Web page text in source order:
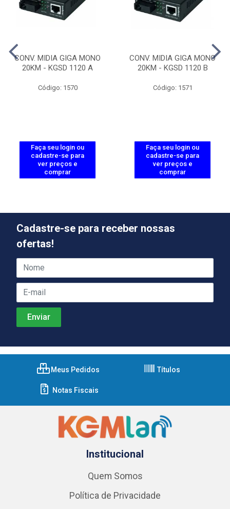
CONV. MIDIA GIGA MONO
20KM - KGSD 1120 A
Código: 1570
Faça seu login ou
cadastre-se para
ver preços e
comprar
CONV. MIDIA GIGA MONO
20KM - KGSD 1120 B
Código: 1571
Faça seu login ou
cadastre-se para
ver preços e
comprar
Cadastre-se para receber nossas
ofertas!
Meus Pedidos Títulos
Notas Fiscais
Institucional
Quem Somos
Política de Privacidade